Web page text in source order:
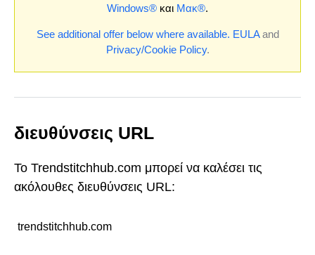
Windows® και Μακ®.
See additional offer below where available. EULAand
Privacy/Cookie Policy.
διευθύνσεις URL
Το Trendstitchhub.com μπορεί να καλέσει τις
ακόλουθες διευθύνσεις URL:
trendstitchhub.com